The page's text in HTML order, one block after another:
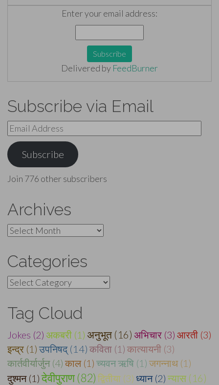
Enter your email address:
Delivered by FeedBurner
Subscribe via Email
Email
Address
Subscribe
Join 776 other subscribers
Archives
Archives
Categories
Categories
Tag Cloud
Jokes (2) अकबरी (1) अनुभूत (16) अभिचार (3) आरती (3)
इन्द्र (1) उपनिषद् (14) कविता (1) कात्यायनी (3)
कार्तवीर्यार्जुन (4) काल (1) च्यवन ऋषि (1) जगन्नाथ (1)
दुश्मन (1) देवीपुराण (82) द्वितीया (3) ध्यान (2) न्यास (16)